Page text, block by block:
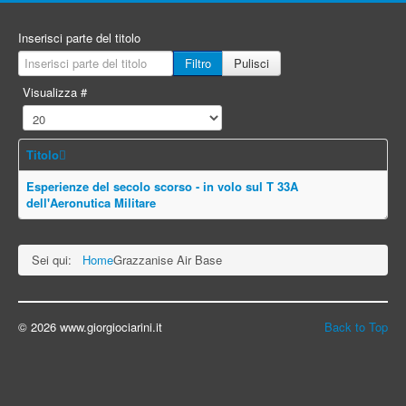
Inserisci parte del titolo
Filtro
Pulisci
Visualizza #
Titolo
Esperienze del secolo scorso - in volo sul T 33A
dell'Aeronutica Militare
Sei qui: HomeGrazzanise Air Base
Back to Top
© 2026 www.giorgiociarini.it